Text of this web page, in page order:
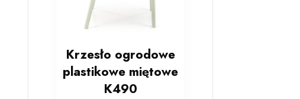
Krzesło ogrodowe
plastikowe miętowe
K490